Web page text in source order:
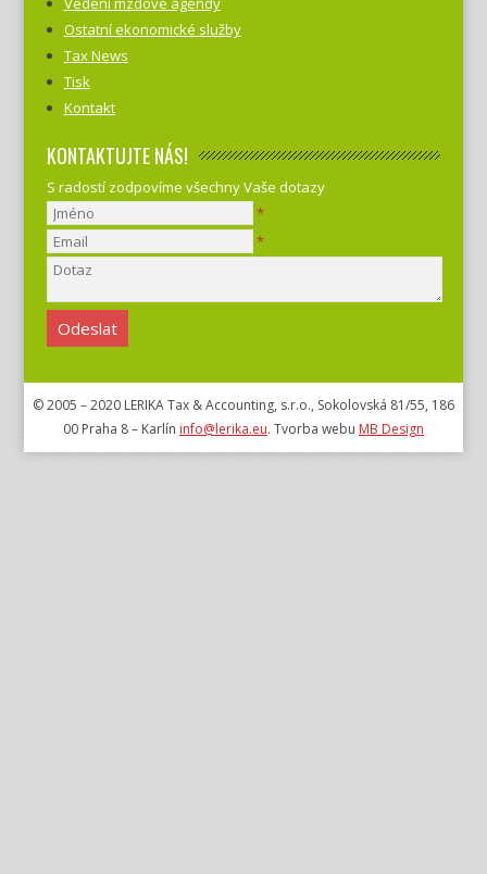
Ostatní ekonomické služby
Tax News
Tisk
Kontakt
KONTAKTUJTE NÁS!
S radostí zodpovíme všechny Vaše dotazy
*
*
© 2005 – 2020 LERIKA Tax & Accounting, s.r.o., Sokolovská 81/55, 186
00 Praha 8 – Karlín info@lerika.eu. Tvorba webu MB Design